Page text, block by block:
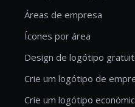
Áreas de empresa
Ícones por área
Design de logótipo
Crie um logótipo de
Crie um logótipo